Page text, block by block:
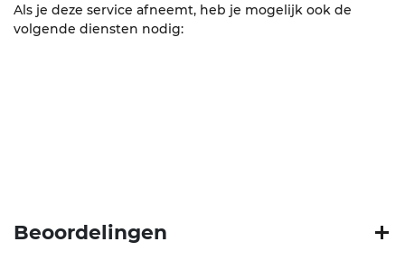
Als je deze service afneemt, heb je mogelijk ook de
volgende diensten nodig:
Beoordelingen